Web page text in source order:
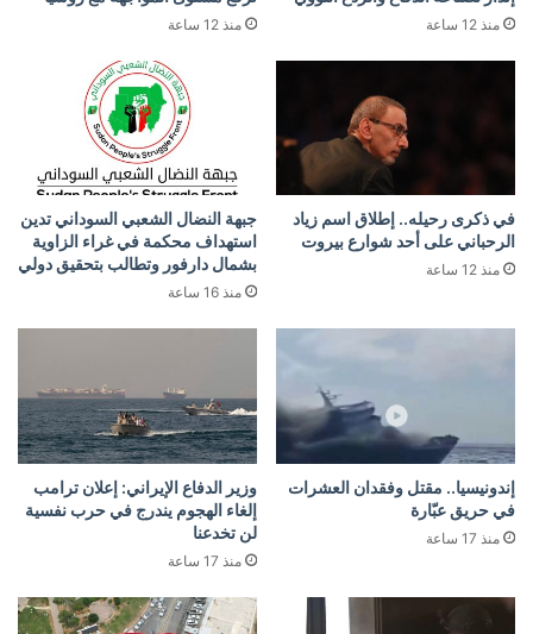
منذ 12 ساعة منذ 12 ساعة
في ذكرى رحيله.. إطلاق اسم زياد
الرحباني على أحد شوارع بيروت
منذ 12 ساعة
جبهة النضال الشعبي السوداني تدين
استهداف محكمة في غراء الزاوية
بشمال دارفور وتطالب بتحقيق دولي
منذ 16 ساعة
إندونيسيا.. مقتل وفقدان العشرات
في حريق عبّارة
منذ 17 ساعة
وزير الدفاع الإيراني: إعلان ترامب
إلغاء الهجوم يندرج في حرب نفسية
لن تخدعنا
منذ 17 ساعة